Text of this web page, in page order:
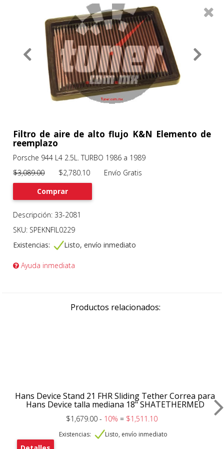
About
Services
Clients
Productos Filtros 0
Previous
Filtro de aire de alto flujo K&N Elemento de
reemplazo
Porsche 944 L4 2.5L. TURBO 1986 a 1989
$3,089.00$2,780.10 Envío Gratis
Comprar
Descripción: 33-2081
SKU: SPEKNFIL0229
Existencias:
Listo, envío inmediato
Ayuda inmediata
Productos relacionados:
Hans Device Stand 21 FHR Sliding Tether Correa para
Hans Device talla mediana 18" SHATETHERMED
$1,679.00 - 10%= $1,511.10
Existencias: Listo, envío inmediato